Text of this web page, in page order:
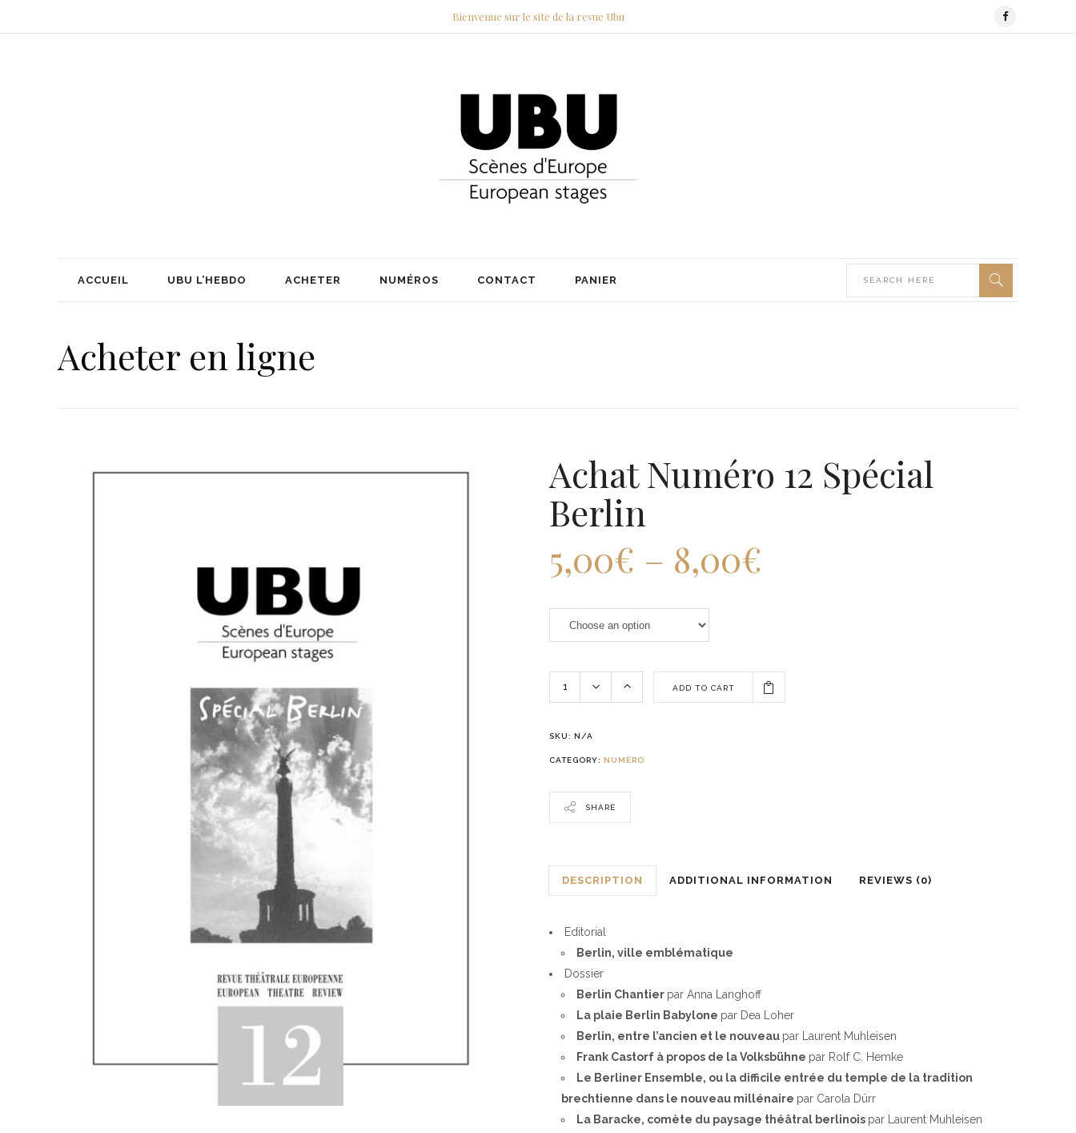
Bienvenue sur le site de la revue Ubu
ACCUEIL UBU L’HEBDO ACHETER NUMÉROS CONTACT PANIER
Acheter en ligne
Achat Numéro 12 Spécial
Berlin
5,00€ – 8,00€
ADD TO CART
SKU: N/A
CATEGORY: NUMÉRO
SHARE
DESCRIPTION ADDITIONAL INFORMATION REVIEWS (0)
Editorial
Berlin, ville emblématique
Dossier
Berlin Chantier par Anna Langhoff
La plaie Berlin Babylone par Dea Loher
Berlin, entre l’ancien et le nouveau par Laurent Muhleisen
Frank Castorf à propos de la Volksbühne par Rolf C. Hemke
Le Berliner Ensemble, ou la difficile entrée du temple de la tradition
brechtienne dans le nouveau millénaire par Carola Dürr
La Baracke, comète du paysage théâtral berlinois par Laurent Muhleisen